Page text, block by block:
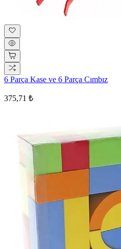
6 Parça Kase ve 6 Parça Cımbız
375,71 ₺